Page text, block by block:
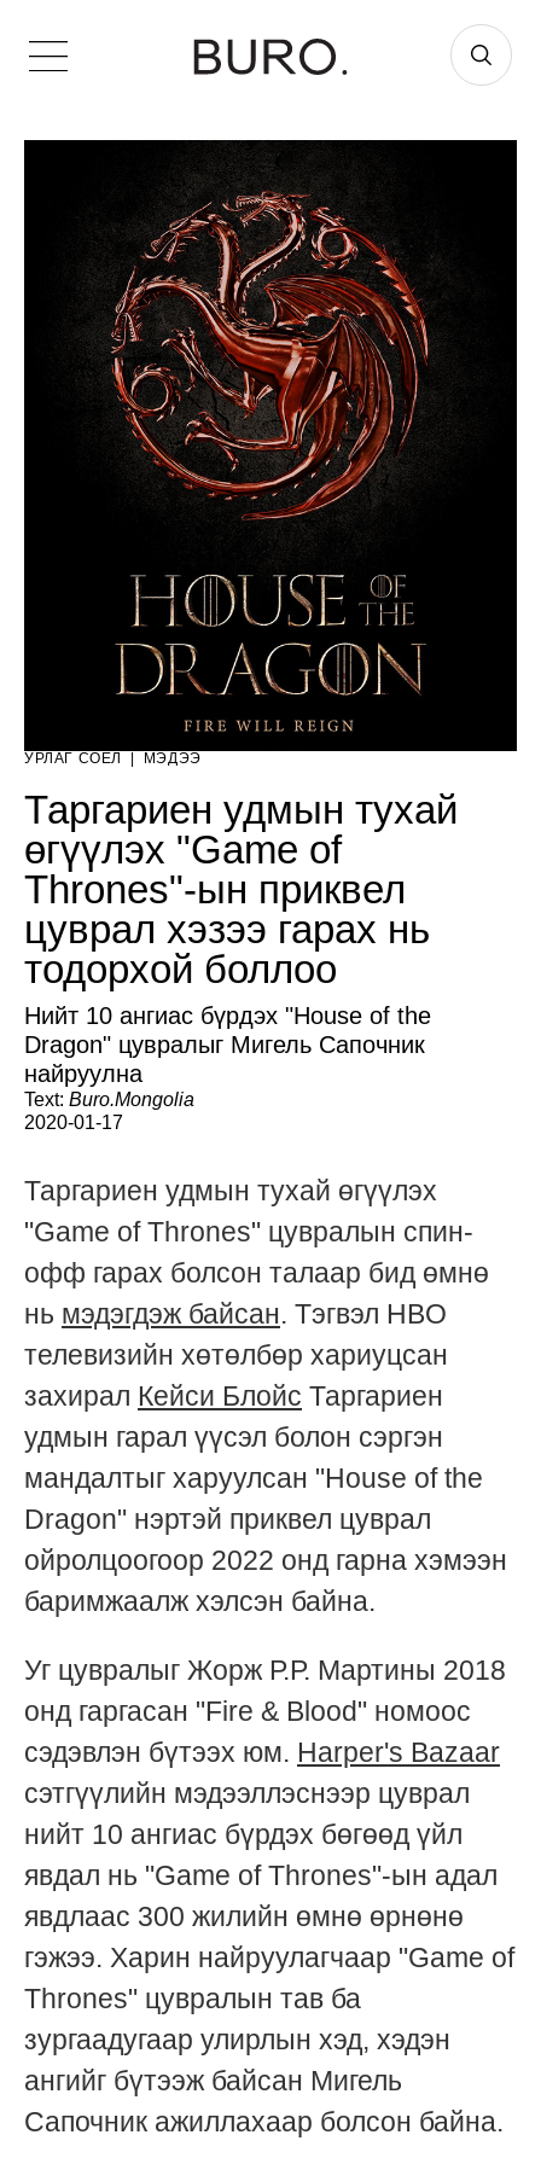
УРЛАГ СОЁЛ | МЭДЭЭ
Таргариен удмын тухай
өгүүлэх "Game of
Thrones"-ын приквел
цуврал хэзээ гарах нь
тодорхой боллоо
Нийт 10 ангиас бүрдэх "House of the
Dragon" цувралыг Мигель Сапочник
найруулна
Text: Buro.Mongolia
2020-01-17
Таргариен удмын тухай өгүүлэх
"Game of Thrones" цувралын спин-
офф гарах болсон талаар бид өмнө
нь мэдэгдэж байсан. Тэгвэл HBO
телевизийн хөтөлбөр хариуцсан
захирал Кейси Блойс Таргариен
удмын гарал үүсэл болон сэргэн
мандалтыг харуулсан "House of the
Dragon" нэртэй приквел цуврал
ойролцоогоор 2022 онд гарна хэмээн
баримжаалж хэлсэн байна.
Уг цувралыг Жорж Р.Р. Мартины 2018
онд гаргасан "Fire & Blood" номоос
сэдэвлэн бүтээх юм. Harper's Bazaar
сэтгүүлийн мэдээллэснээр цуврал
нийт 10 ангиас бүрдэх бөгөөд үйл
явдал нь "Game of Thrones"-ын адал
явдлаас 300 жилийн өмнө өрнөнө
гэжээ. Харин найруулагчаар "Game of
Thrones" цувралын тав ба
зургаадугаар улирлын хэд, хэдэн
ангийг бүтээж байсан Мигель
Сапочник ажиллахаар болсон байна.